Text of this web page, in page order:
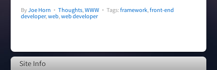
ByJoe Horn • Thoughts,WWW • Tags:framework,front-end
developer,web,web developer
Site Info